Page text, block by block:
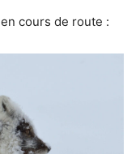
cours de route :